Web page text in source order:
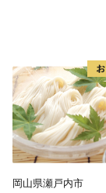
岡山県瀬戸内市